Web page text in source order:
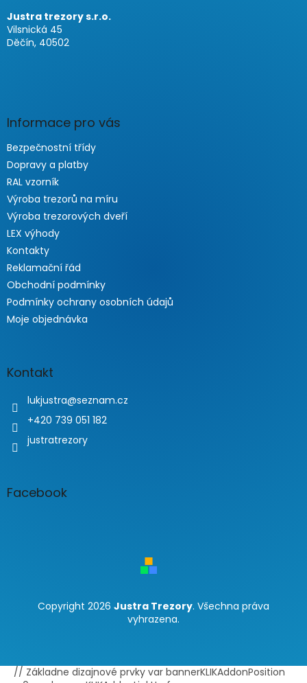
Justra trezory s.r.o.
Vilsnická 45
Děčín, 40502
Informace pro vás
Bezpečnostní třídy
Dopravy a platby
RAL vzorník
Výroba trezorů na míru
Výroba trezorových dveří
LEX výhody
Kontakty
Reklamační řád
Obchodní podmínky
Podmínky ochrany osobních údajů
Moje objednávka
Kontakt
lukjustra@seznam.cz
+420 739 051 182
justratrezory
Facebook
Copyright 2026 Justra Trezory. Všechna práva
vyhrazena.
// Základne dizajnové prvky var bannerKLIKAddonPosition